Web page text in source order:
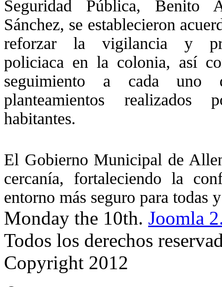
Seguridad Pública, Benito
Sánchez, se establecieron
reforzar la vigilancia y
policiaca en la colonia, así
seguimiento a cada uno
planteamientos realizados
habitantes.
El Gobierno Municipal de
cercanía, fortaleciendo la
entorno más seguro para todas
Monday the 10th. Joomla
Todos los derechos
Copyright 2012